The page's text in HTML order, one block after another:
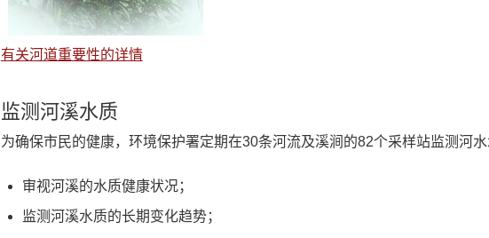
有关河道重要性的详情
监测河溪水质
为确保市民的健康，环境保护署定期在30条河流及溪涧的82个采样站监测河水
审视河溪的水质健康状况；
监测河溪水质的长期变化趋势；